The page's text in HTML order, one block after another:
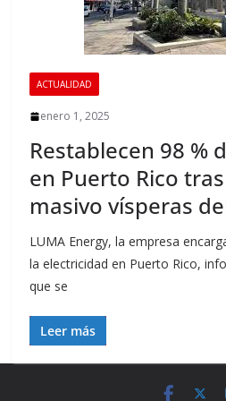
ACTUALIDAD
enero 1, 2025
Restablecen 98 %
en Puerto Rico
masivo vísperas
LUMA Energy, la empresa
la electricidad en Puerto Rico,
que se
Leer más